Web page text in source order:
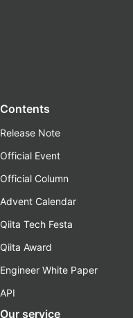
Contents
Release Note
Official Event
Official Column
Advent Calendar
Qiita Tech Festa
Qiita Award
Engineer White Paper
API
Our service